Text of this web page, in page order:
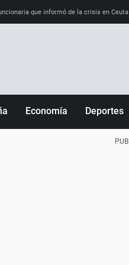
que informó de la crisis en Ceuta
Economía Deportes